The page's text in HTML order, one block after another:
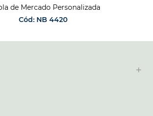
de Mercado Personalizada
Cód: NB 4420
+